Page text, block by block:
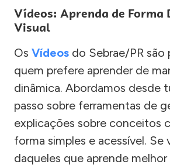
Vídeos: Aprenda de Forma
Visual
Os Vídeos do Sebrae/PR são
quem prefere aprender de
dinâmica. Abordamos desde
passo sobre ferramentas de
explicações sobre conceitos
forma simples e acessível. Se
daqueles que aprende